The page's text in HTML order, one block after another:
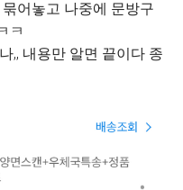
어놓고 나중에 문방구
ㅋ
,, 내용만 알면 끝이다 종